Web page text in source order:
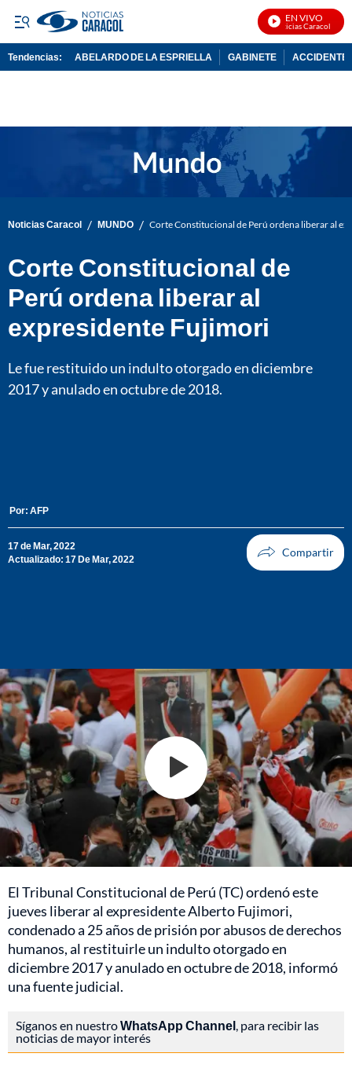
EN VIVO
Noticias Caracol En
Tendencias: ABELARDO DE LA ESPRIELLA GABINETE ACCIDENTE
Noticias Caracol / MUNDO / Corte Constitucional de Perú ordena liberar al
Corte Constitucional de
Perú ordena liberar al
expresidente Fujimori
Le fue restituido un indulto otorgado en diciembre
2017 y anulado en octubre de 2018.
Por: AFP
17 de Mar, 2022
Actualizado: 17 De Mar, 2022
El Tribunal Constitucional de Perú (TC) ordenó este
jueves liberar al expresidente Alberto Fujimori,
condenado a 25 años de prisión por abusos de derechos
humanos, al restituirle un indulto otorgado en
diciembre 2017 y anulado en octubre de 2018, informó
una fuente judicial.
Síganos en nuestroWhatsApp Channel , para recibir las
noticias de mayor interés